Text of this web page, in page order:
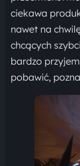
ciekawa
nawet na
chcących
bardzo
pobawić,